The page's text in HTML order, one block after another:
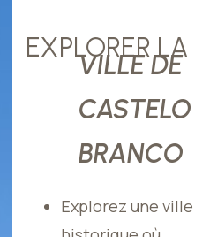
EXPLORER LA
VILLE DE
CASTELO
BRANCO
Explorez une ville